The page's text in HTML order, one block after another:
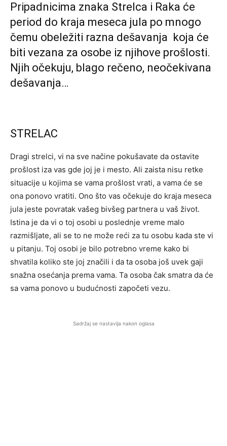
Pripadnicima znaka Strelca i Raka će
period do kraja meseca jula po mnogo
čemu obeležiti razna dešavanja koja će
biti vezana za osobe iz njihove prošlosti.
Njih očekuju, blago rečeno, neočekivana
dešavanja…
STRELAC
Dragi strelci, vi na sve načine pokušavate da ostavite
prošlost iza vas gde joj je i mesto. Ali zaista nisu retke
situacije u kojima se vama prošlost vrati, a vama će se
ona ponovo vratiti. Ono što vas očekuje do kraja meseca
jula jeste povratak vašeg bivšeg partnera u vaš život.
Istina je da vi o toj osobi u poslednje vreme malo
razmišljate, ali se to ne može reći za tu osobu kada ste vi
u pitanju. Toj osobi je bilo potrebno vreme kako bi
shvatila koliko ste joj značili i da ta osoba još uvek gaji
snažna osećanja prema vama. Ta osoba čak smatra da će
sa vama ponovo u budućnosti započeti vezu.
Sadržaj se nastavlja nakon oglasa